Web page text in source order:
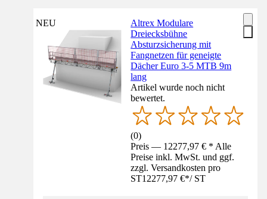
NEU
Altrex Modulare
Dreiecksbühne
Absturzsicherung mit
Fangnetzen für geneigte
Dächer Euro 3-5 MTB 9m
lang
Artikel wurde noch nicht
bewertet.
(0)
Preis — 12277,97 € * Alle
Preise inkl. MwSt. und ggf.
zzgl. Versandkosten pro
ST12277,97 €*/ ST